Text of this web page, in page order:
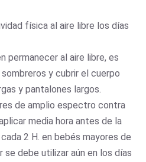
física al aire libre los días
permanecer al aire libre, es
y cubrir el cuerpo
y pantalones largos.
de amplio espectro contra
media hora antes de la
2 H. en bebés mayores de
debe utilizar aún en los días